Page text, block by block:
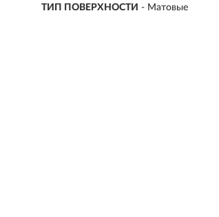
ТИП ПОВЕРХНОСТИ - Матовые